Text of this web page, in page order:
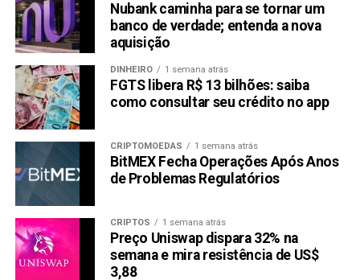
Nubank caminha para se tornar um
banco de verdade; entenda a nova
aquisição
DINHEIRO 1 semana atrás
FGTS libera R$ 13 bilhões: saiba
como consultar seu crédito no app
CRIPTOMOEDAS 1 semana atrás
BitMEX Fecha Operações Após Anos
de Problemas Regulatórios
CRIPTOS 1 semana atrás
Preço Uniswap dispara 32% na
semana e mira resistência de US$
3,88